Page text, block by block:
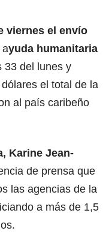
viernes el envío
ayuda humanitaria
33 del lunes y
el total de la
al país caribeño
Karine Jean-
de prensa que
las agencias de la
a más de 1,5